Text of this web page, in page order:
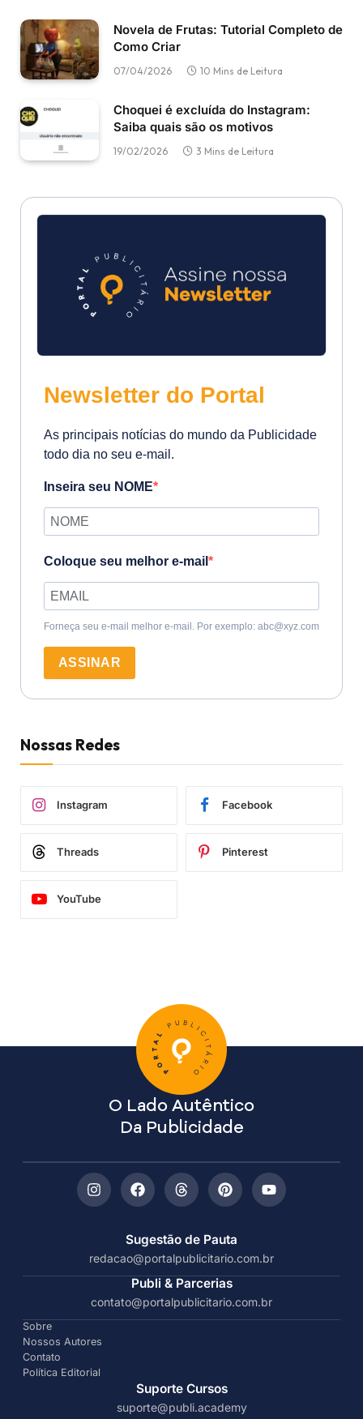
Novela de Frutas: Tutorial Completo de
Como Criar
07/04/2026 10 Mins de Leitura
Choquei é excluída do Instagram:
Saiba quais são os motivos
19/02/2026 3 Mins de Leitura
Newsletter do Portal
As principais notícias do mundo da Publicidade
todo dia no seu e-mail.
Inseira seu NOME
Coloque seu melhor e-mail
Forneça seu e-mail melhor e-mail. Por exemplo: abc@xyz.com
ASSINAR
Nossas Redes
Instagram Facebook
Threads Pinterest
YouTube
Sugestão de Pauta
redacao@portalpublicitario.com.br
Publi & Parcerias
contato@portalpublicitario.com.br
Sobre
Nossos Autores
Contato
Política Editorial
O Lado Autêntico
Da Publicidade
Suporte Cursos
suporte@publi.academy